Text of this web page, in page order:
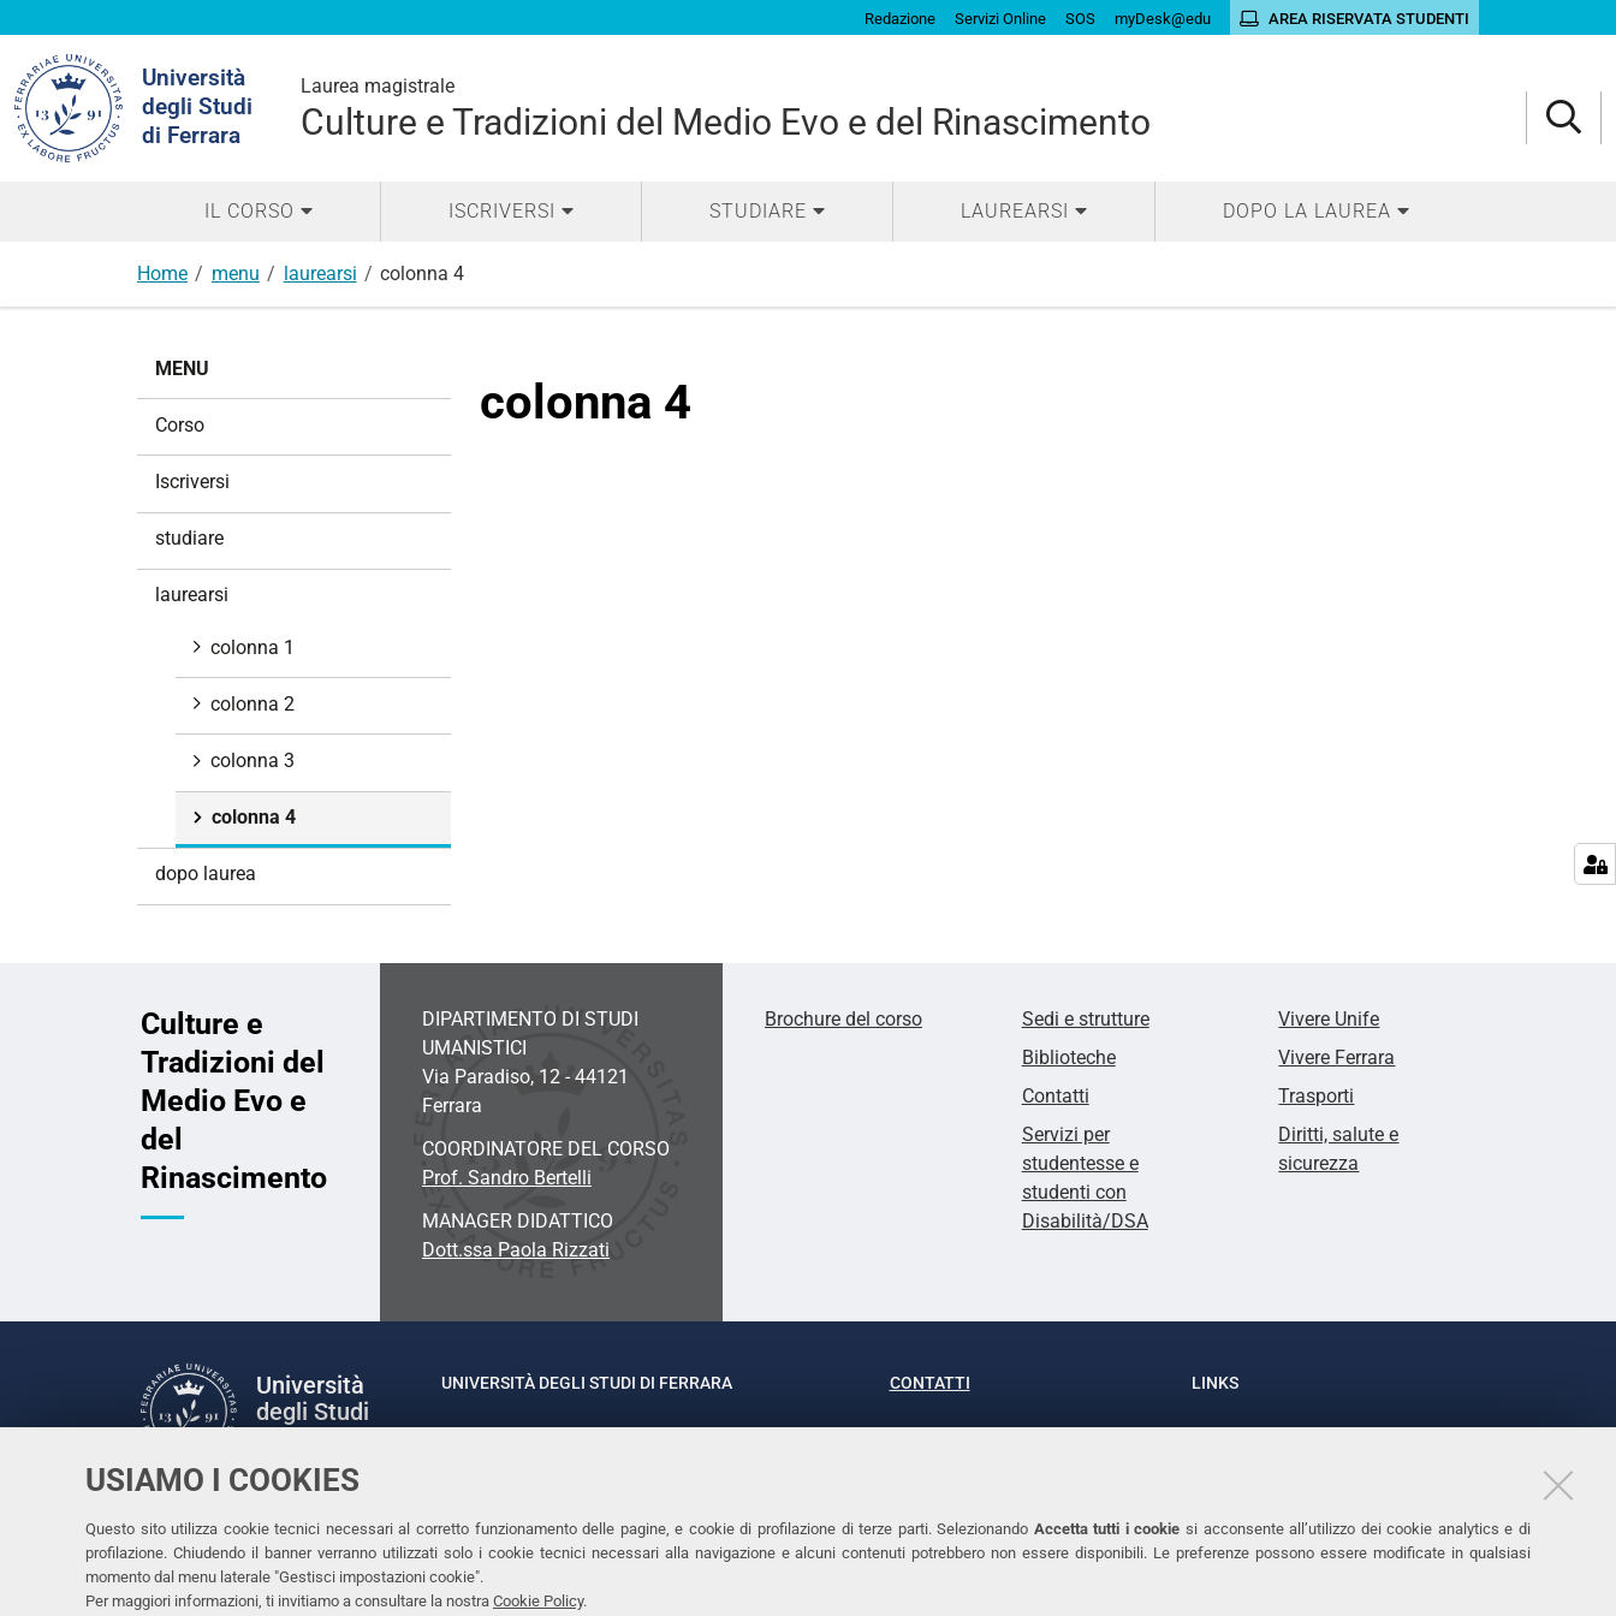
USIAMO I COOKIES
Questo sito utilizza cookie tecnici necessari al corretto funzionamento delle pagine, e cookie di profilazione di terze parti. Selezionando Accetta tutti i cookie si acconsente all’utilizzo dei cookie analytics e di
profilazione. Chiudendo il banner verranno utilizzati solo i cookie tecnici necessari alla navigazione e alcuni contenuti potrebbero non essere disponibili. Le preferenze possono essere modificate in qualsiasi
momento dal menu laterale "Gestisci impostazioni cookie".
Per maggiori informazioni, ti invitiamo a consultare la nostra Cookie Policy.
Redazione Servizi Online SOS myDesk@edu AREA RISERVATA STUDENTI
Università
degli Studi
di Ferrara
Laurea magistrale
Culture e Tradizioni del Medio Evo e del Rinascimento
nel
sito
IL CORSO ISCRIVERSI STUDIARE LAUREARSI DOPO LA LAUREA
Home menu laurearsi colonna 4
colonna 4
MENU
Corso
Iscriversi
studiare
laurearsi
colonna 1
colonna 2
colonna 3
colonna 4
dopo laurea
Culture e
Tradizioni del
Medio Evo e
del
Rinascimento
DIPARTIMENTO DI STUDI
UMANISTICI
Via Paradiso, 12 - 44121
Ferrara
COORDINATORE DEL CORSO
Prof. Sandro Bertelli
MANAGER DIDATTICO
Dott.ssa Paola Rizzati
Brochure del corso
Sedi e strutture
Biblioteche
Contatti
Servizi per
studentesse e
studenti con
Disabilità/DSA
Vivere Unife
Vivere Ferrara
Trasporti
Diritti, salute e
sicurezza
Università
degli Studi
Facebook
LinkedinInstagram
Youtube
UNIVERSITÀ DEGLI STUDI DI FERRARA
Rettrice: Prof.ssa Laura Ramaciotti
CONTATTI
Tel. +39 0532 293111
LINKS
Accessibilità
Cookies